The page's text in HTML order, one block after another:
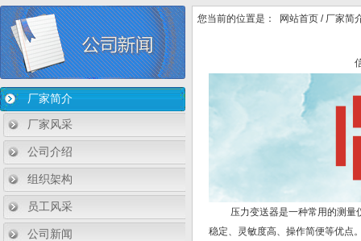
厂家简介
厂家风采
公司介绍
组织架构
员工风采
公司新闻
您当前的位置是： 网站首页 / 厂家简
压力变送器是一种常用的测量仪
稳定、灵敏度高、操作简便等优点